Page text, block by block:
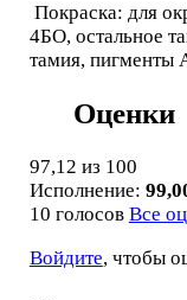
Покраска: для
4БО, остальное
тамия, пигменты
Оценки
97,12 из 100
Исполнение:
10 голосов Все
Войдите, чтобы